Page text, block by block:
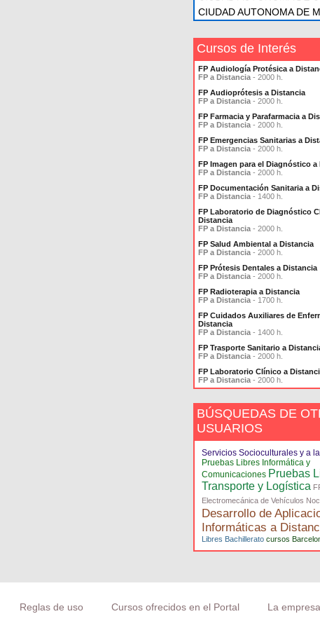
CIUDAD AUTONOMA DE
Cursos de Interés
FP Audiología Protésica a
FP a Distancia - 2000 h.
FP Audioprótesis a Distancia
FP a Distancia - 2000 h.
FP Farmacia y Parafarmacia a
FP a Distancia - 2000 h.
FP Emergencias Sanitarias a
FP a Distancia - 2000 h.
FP Imagen para el Diagnóstico a
FP a Distancia - 2000 h.
FP Documentación Sanitaria a
FP a Distancia - 1400 h.
FP Laboratorio de Diagnóstico
Distancia
FP a Distancia - 2000 h.
FP Salud Ambiental a Distancia
FP a Distancia - 2000 h.
FP Prótesis Dentales a Distancia
FP a Distancia - 2000 h.
FP Radioterapia a Distancia
FP a Distancia - 1700 h.
FP Cuidados Auxiliares de
Distancia
FP a Distancia - 1400 h.
FP Trasporte Sanitario a
FP a Distancia - 2000 h.
FP Laboratorio Clínico a
FP a Distancia - 2000 h.
BÚSQUEDAS DE
USUARIOS
Servicios Socioculturales y a
Pruebas Libres Informática y
Comunicaciones Pruebas
Transporte y Logística
Electromecánica de Vehículos
Desarrollo de
Informáticas a
Libres Bachillerato cursos
Reglas de uso Cursos ofrecidos en el Portal La empresa